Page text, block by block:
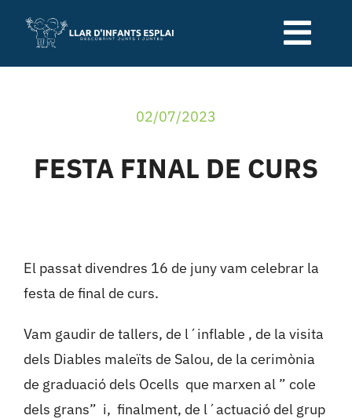
02/07/2023
FESTA FINAL DE CURS
El passat divendres 16 de juny vam celebrar la
festa de final de curs.
Vam gaudir de tallers, de l´inflable , de la visita
dels Diables maleïts de Salou, de la cerimònia
de graduació dels Ocells que marxen al ” cole
dels grans” i, finalment, de l´actuació del grup